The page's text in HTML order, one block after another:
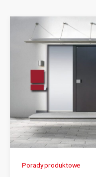
Porady produktowe